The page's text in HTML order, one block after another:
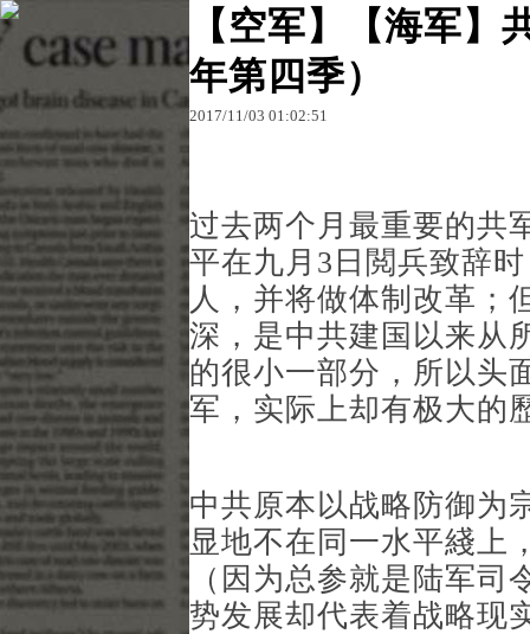
原文網址：http://blog.udn.com/MengyuanWang/
【空军】【海军
年第四季）
2017/11/03 01:02:51
过去两个月最重要的共
平在九月3日閲兵致辞
人，并将做体制改革；
深，是中共建国以来从
的很小一部分，所以头
军，实际上却有极大的
中共原本以战略防御为
显地不在同一水平綫上
（因为总参就是陆军
势发展却代表着战略现